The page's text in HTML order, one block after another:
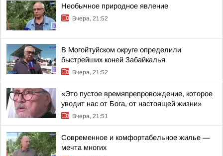
Необычное природное явление
Вчера, 21:52
В Могойтуйском округе определили
быстрейших коней Забайкалья
Вчера, 21:52
«Это пустое времяпрепровождение, которое
уводит нас от Бога, от настоящей жизни»
Вчера, 21:51
Современное и комфортабельное жилье —
мечта многих